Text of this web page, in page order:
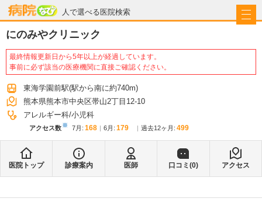
人で選べる医院検索
病院なび
にのみやクリニック
最終情報更新日から5年以上が経過しています。
事前に必ず該当の医療機関に直接ご確認ください。
東海学園前駅(駅から南に約740m)
熊本県熊本市中央区帯山2丁目12-10
アレルギー科 小児科
アクセス数※ 7月 : 168 6月 : 179 過去12ヶ月: 499
医院トップ 診療案内 医師 口コミ(0) アクセス